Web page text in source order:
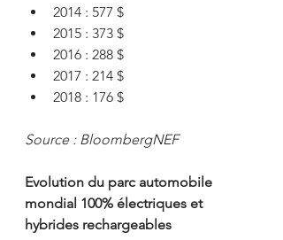
2014 : 577 $
2015 : 373 $
2016 : 288 $
2017 : 214 $
2018 : 176 $
Source : BloombergNEF
Evolution du parc automobile
mondial 100% électriques et
hybrides rechargeables